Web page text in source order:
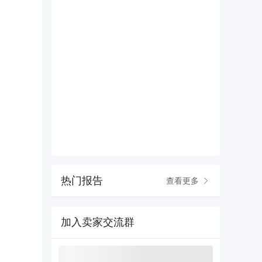
热门报告 查看更多
加入卖家交流群